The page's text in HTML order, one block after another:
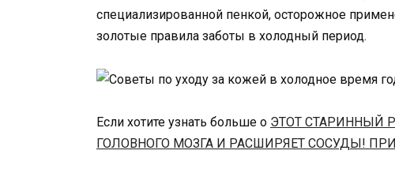
специализированной пенкой, осторожное
золотые правила заботы в холодный период.
Если хотите узнать больше о ЭТОТ СТАРИННЫЙ
ГОЛОВНОГО МОЗГА И РАСШИРЯЕТ СОСУДЫ!